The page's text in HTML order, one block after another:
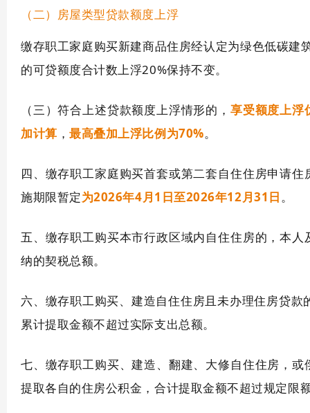
（二）房屋类型贷款额度上浮
缴存职工家庭购买新建商品住房经认定为绿色低碳建
的可贷额度合计数上浮20%保持不变。
（三）符合上述贷款额度上浮情形的， 享受额度上浮
加计算 ，最高叠加上浮比例为70%。
四、缴存职工家庭购买首套或第二套自住住房申请
施期限暂定为2026年4月1日至2026年12月31日。
五、缴存职工购买本市行政区域内自住住房的，本人
纳的契税总额。
六、缴存职工购买、建造自住住房且未办理住房贷
累计提取金额不超过实际支出总额。
七、缴存职工购买、建造、翻建、大修自住住房，
提取各自的住房公积金，合计提取金额不超过规定限